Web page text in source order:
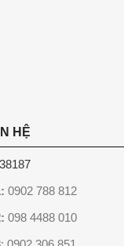
HỆ
0902 788 812
098 4488 010